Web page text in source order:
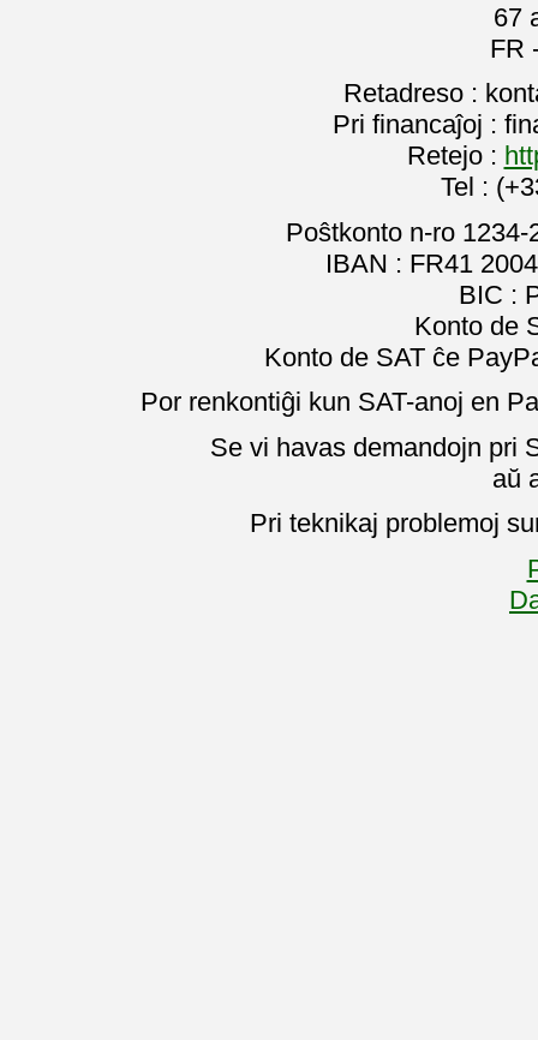
67
FR
Retadreso :
Pri financaĵoj :
Retejo :
Tel :
Poŝtkonto n-ro
IBAN : FR41
BIC :
Konto de
Konto de SAT ĉe
Por renkontiĝi kun SAT-anoj en
Se vi havas demandojn pri
aŭ
Pri teknikaj problemoj